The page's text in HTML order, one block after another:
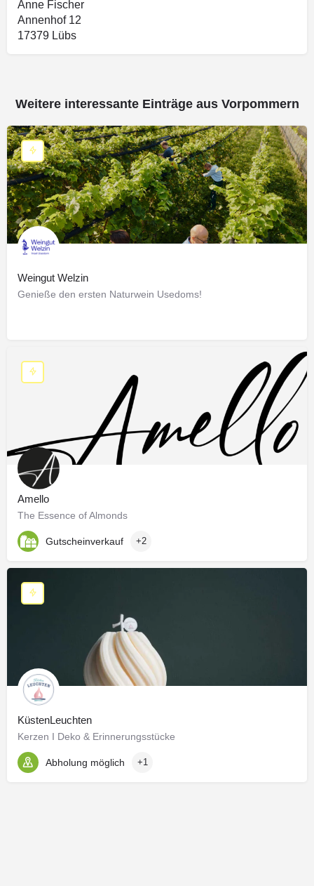
Anne Fischer
Annenhof 12
17379 Lübs
Weitere interessante Einträge aus Vorpommern
Weingut Welzin
Genieße den ersten Naturwein Usedoms!
Amello
The Essence of Almonds
Gutscheinverkauf +2
KüstenLeuchten
Kerzen I Deko & Erinnerungsstücke
Abholung möglich +1